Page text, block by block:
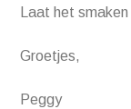
Laat het smaken
Groetjes,
Peggy